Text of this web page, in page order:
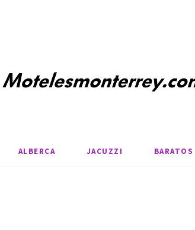
ALBERCA JACUZZI BARATOS